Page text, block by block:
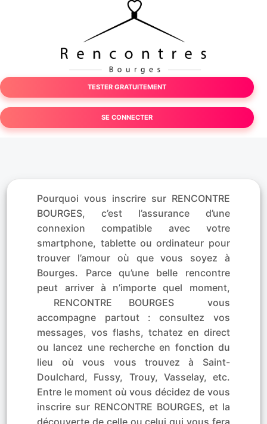
TESTER GRATUITEMENT
SE CONNECTER
Pourquoi vous inscrire sur RENCONTRE
BOURGES, c’est l’assurance d’une
connexion compatible avec votre
smartphone, tablette ou ordinateur pour
trouver l’amour où que vous soyez à
Bourges. Parce qu’une belle rencontre
peut arriver à n’importe quel moment,
RENCONTRE BOURGES vous
accompagne partout : consultez vos
messages, vos flashs, tchatez en direct
ou lancez une recherche en fonction du
lieu où vous vous trouvez à Saint-
Doulchard, Fussy, Trouy, Vasselay, etc.
Entre le moment où vous décidez de vous
inscrire sur RENCONTRE BOURGES, et la
découverte de celle ou celui qui vous fera